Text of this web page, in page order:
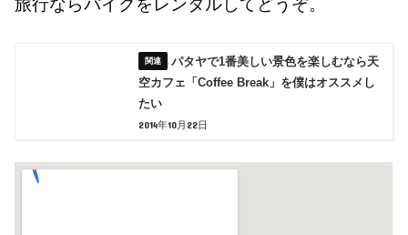
旅行ならバイクをレンタルしてどうぞ。
パタヤで1番美しい景色を楽しむなら天
空カフェ「Coffee Break」を僕はオススメし
たい
2014年10月22日